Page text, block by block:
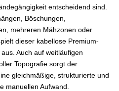
entscheidend sind.
Böschungen,
mehreren Mähzonen oder
dieser kabellose Premium-
Auch auf weitläufigen
Topografie sorgt der
gleichmäßige, strukturierte und
manuellen Aufwand.